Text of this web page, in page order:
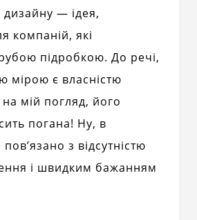
дизайну — ідея,
компаній, які
підробкою. До речі,
мірою є власністю
мій погляд, його
погана! Ну, в
з відсутністю
і швидким бажанням